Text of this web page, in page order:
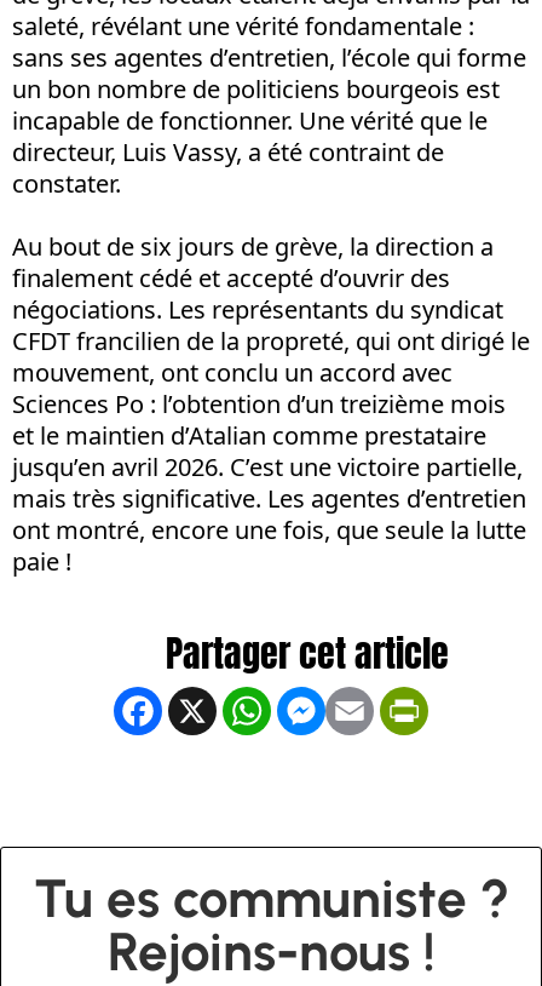
saleté, révélant une vérité fondamentale :
sans ses agentes d’entretien, l’école qui forme
un bon nombre de politiciens bourgeois est
incapable de fonctionner. Une vérité que le
directeur, Luis Vassy, a été contraint de
constater.
Au bout de six jours de grève, la direction a
finalement cédé et accepté d’ouvrir des
négociations. Les représentants du syndicat
CFDT francilien de la propreté, qui ont dirigé le
mouvement, ont conclu un accord avec
Sciences Po : l’obtention d’un treizième mois
et le maintien d’Atalian comme prestataire
jusqu’en avril 2026. C’est une victoire partielle,
mais très significative. Les agentes d’entretien
ont montré, encore une fois, que seule la lutte
paie !
Facebook
X WhatsApp
Messenger
Email
Tu es communiste ?
Rejoins-nous !